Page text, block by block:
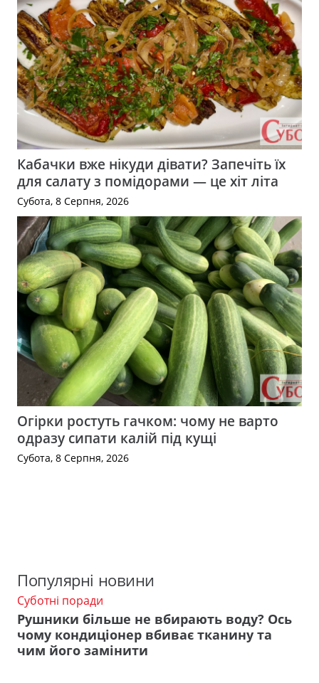
Кабачки вже нікуди дівати? Запечіть їх
для салату з помідорами — це хіт літа
Субота, 8 Серпня, 2026
Огірки ростуть гачком: чому не варто
одразу сипати калій під кущі
Субота, 8 Серпня, 2026
Популярні новини
Суботні поради
Рушники більше не вбирають воду? Ось
чому кондиціонер вбиває тканину та
чим його замінити